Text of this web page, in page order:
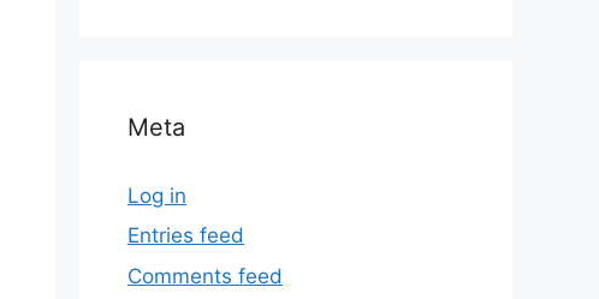
Meta
Log in
Entries feed
Comments feed